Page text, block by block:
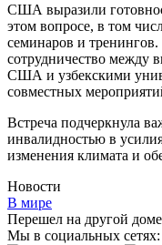
США выразили
этом вопросе, в том
семинаров и
сотрудничество между
США и узбекскими
совместных
Встреча подчеркнула
инвалидностью в
изменения климата и
Новости
В мире
Перешел на другой
Мы в социальных сетях: